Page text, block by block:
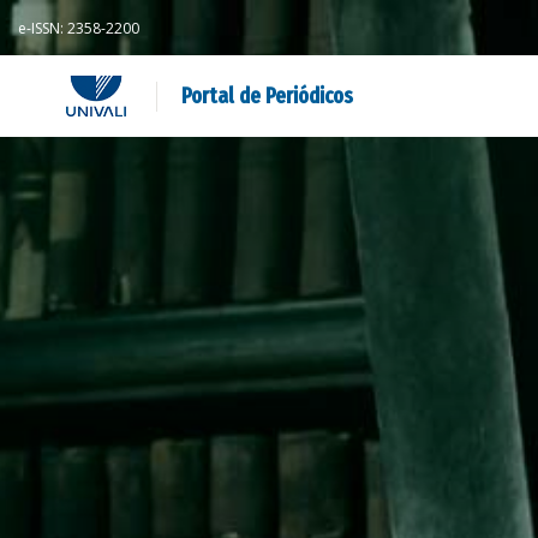
e-ISSN: 2358-2200
Portal de Periódicos